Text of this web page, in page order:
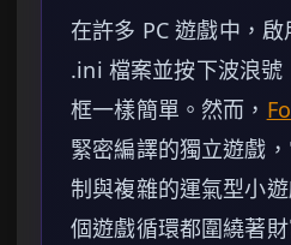
在許多 PC 遊戲中，
.ini 檔案並按下波浪號
框一樣簡單。然而，
緊密編譯的獨立遊戲
制與複雜的運氣型小
個遊戲循環都圍繞著